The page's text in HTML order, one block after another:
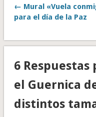
← Mural «Vuela
para el día de la Paz
6 Respuestas
el Guernica
distintos